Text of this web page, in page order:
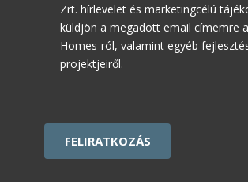
Zrt. hírlevelet és marketingcélú
küldjön a megadott email címemre
Homes-ról, valamint egyéb
projektjeiről.